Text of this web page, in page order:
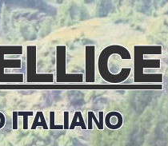
ITALIANO